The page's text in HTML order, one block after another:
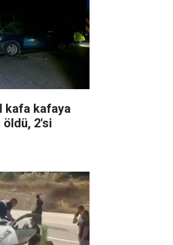
kafa kafaya
öldü, 2'si